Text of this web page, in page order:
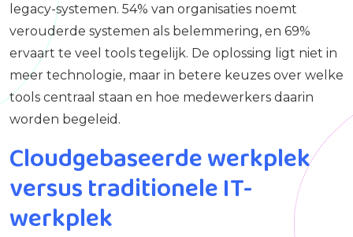
legacy-systemen. 54% van organisaties noemt
verouderde systemen als belemmering, en 69%
ervaart te veel tools tegelijk. De oplossing ligt niet in
meer technologie, maar in betere keuzes over welke
tools centraal staan en hoe medewerkers daarin
worden begeleid.
Cloudgebaseerde werkplek
versus traditionele IT-
werkplek